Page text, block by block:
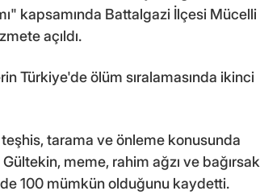
kapsamında Battalgazi İlçesi Mücelli
açıldı.
Türkiye'de ölüm sıralamasında ikinci
tarama ve önleme konusunda
meme, rahim ağzı ve bağırsak
100 mümkün olduğunu kaydetti.